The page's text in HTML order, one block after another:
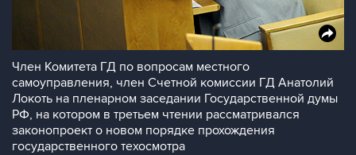
Член Комитета ГД по вопросам местного
самоуправления, член Счетной комиссии ГД Анатолий
Локоть на пленарном заседании Государственной думы
РФ, на котором в третьем чтении рассматривался
законопроект о новом порядке прохождения
государственного техосмотра